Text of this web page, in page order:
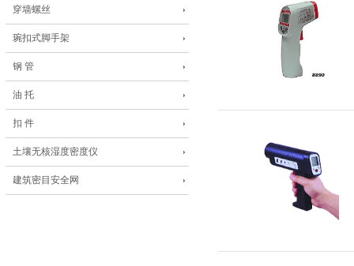
穿墙螺丝
琬扣式脚手架
钢 管
油 托
扣 件
土壤无核湿度密度仪
建筑密目安全网